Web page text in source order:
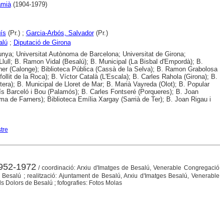
(1904-1979)
(Pr.) ; Garcia-Arbós, Salvador(Pr.)
; Diputació de Girona
Universitat Autònoma de Barcelona; Universitat de Girona;
B. Ramon Vidal (Besalú); B. Municipal (La Bisbal d'Empordà); B.
(Calonge); Biblioteca Pública (Cassà de la Selva); B. Ramon Grabolosa
de la Roca); B. Víctor Català (L'Escala); B. Carles Rahola (Girona); B.
B. Municipal de Lloret de Mar; B. Marià Vayreda (Olot); B. Popular
Barceló i Bou (Palamós); B. Carles Fontseré (Porqueres); B. Joan
de Farners); Biblioteca Emília Xargay (Sarrià de Ter); B. Joan Rigau i
1972 / coordinació: Arxiu d'Imatges de Besalú, Venerable Congregació
; realització: Ajuntament de Besalú, Arxiu d'Imatges Besalú, Venerable
Dolors de Besalú ; fofografies: Fotos Molas